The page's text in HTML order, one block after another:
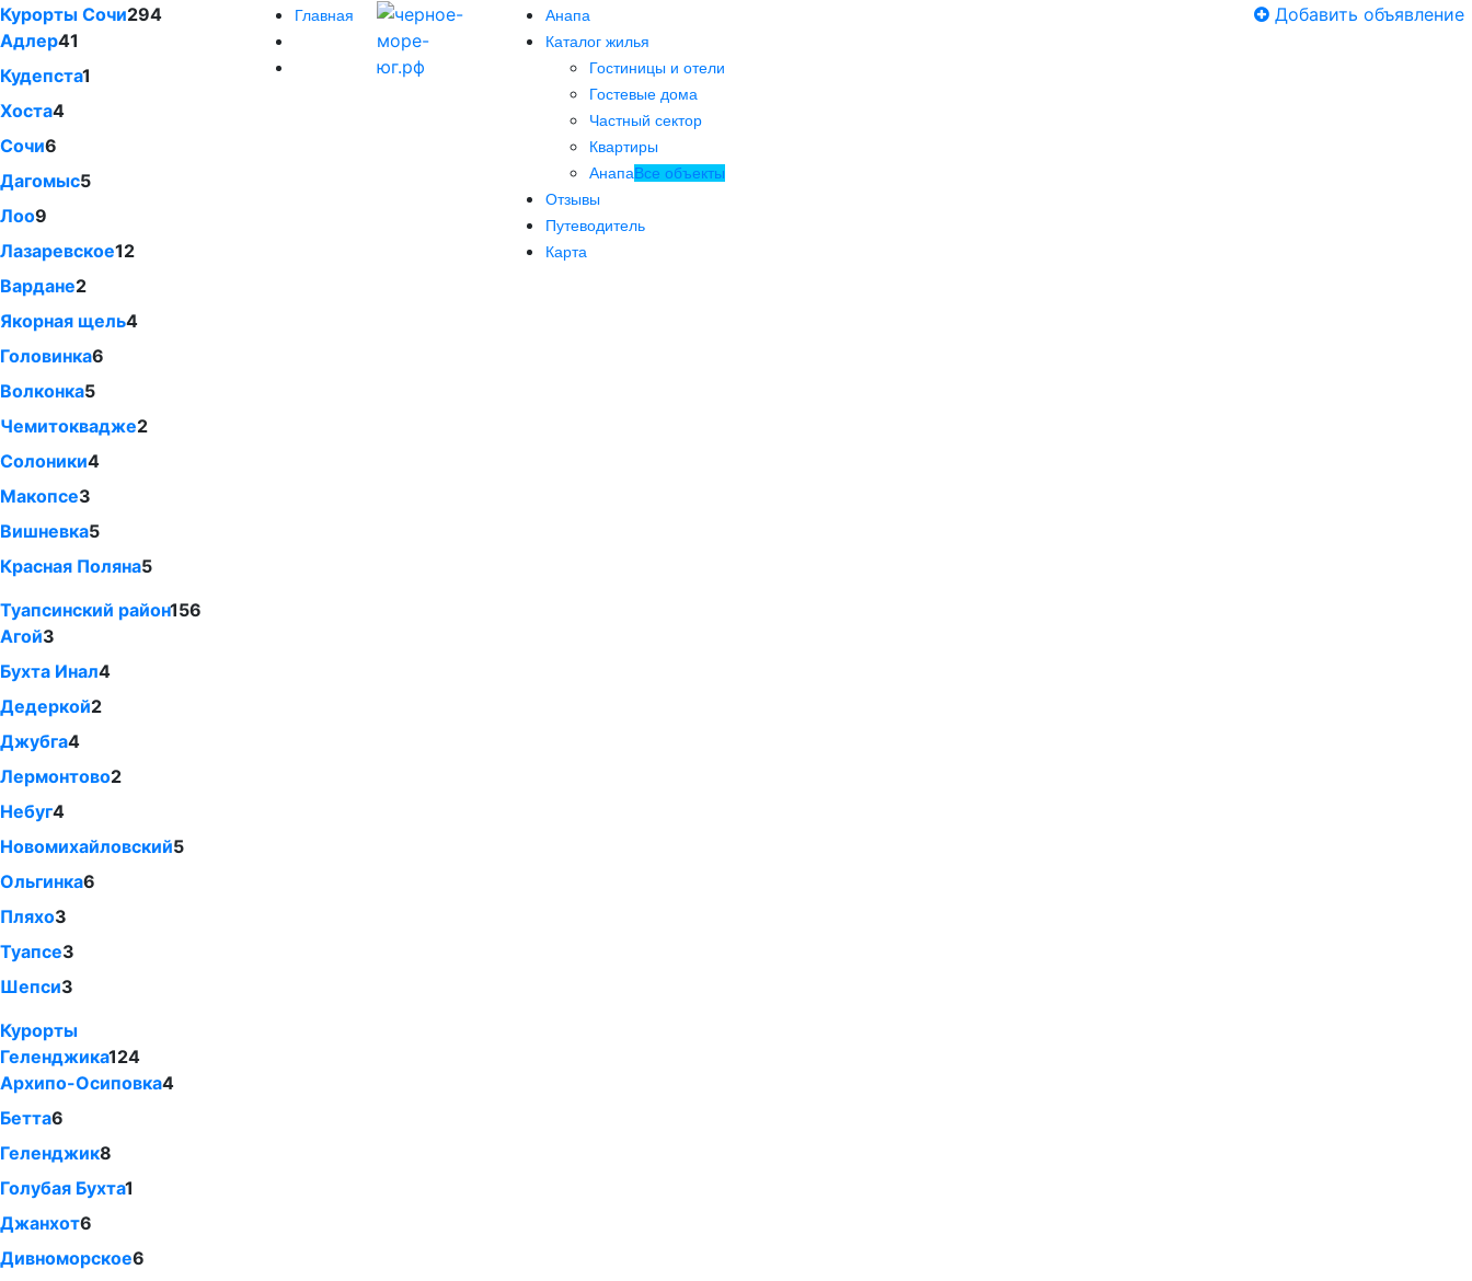
Курорты Сочи294
Адлер41
Кудепста1
Хоста4
Сочи6
Дагомыс5
Лоо9
Лазаревское12
Вардане2
Якорная щель4
Головинка6
Волконка5
Чемитоквадже2
Солоники4
Макопсе3
Вишневка5
Красная Поляна5
Туапсинский район156
Агой3
Бухта Инал4
Дедеркой2
Джубга4
Лермонтово2
Небуг4
Новомихайловский5
Ольгинка6
Пляхо3
Туапсе3
Шепси3
Курорты
Геленджика124
Архипо-Осиповка4
Бетта6
Геленджик8
Голубая Бухта1
Джанхот6
Дивноморское6
Главная
Анапа
Каталог жилья
Гостиницы и отели
Гостевые дома
Частный сектор
Квартиры
АнапаВсе объекты
Отзывы
Путеводитель
Карта
Добавить объявление